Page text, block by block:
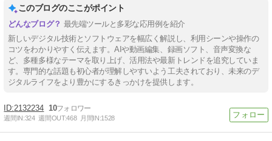
このブログのここがポイント
最先端ツールと多彩な応用例を紹介
新しいデジタル技術とソフトウェアを幅広く解説し、利用シーンや操作の
コツをわかりやすく伝えます。AIや動画編集、録画ソフト、音声変換な
ど、多種多様なテーマを取り上げ、活用法や最新トレンドを追究していま
す。専門的な話題も初心者が理解しやすいよう工夫されており、未来のデ
ジタルライフをより豊かにするきっかけを提供します。
2132234 10
週間IN:324 週間OUT:468 月間IN:1528